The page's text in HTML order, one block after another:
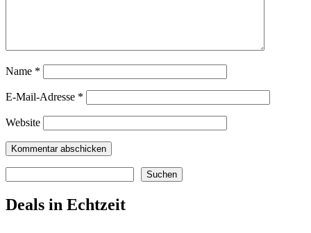
Name *
E-Mail-Adresse *
Website
Suchen
Deals in Echtzeit